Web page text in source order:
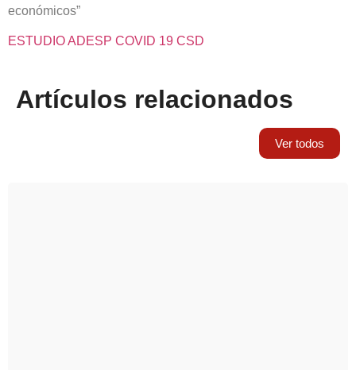
económicos”
ESTUDIO ADESP COVID 19 CSD
Artículos relacionados
Ver todos